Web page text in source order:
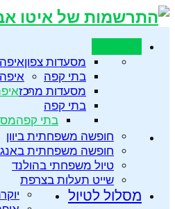
מסעדות צפון
בתי קפה
מסעדות מרכז
בתי קפה
בתי קפה
חופשה משפחתית ביוון
חופשה משפחתית
טיול משפחתי בהולנד
שייט תעלות בצרפת
מסלול לטיול